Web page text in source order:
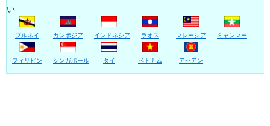
ツ
へ
ス
い
ブルネイ カンボジア インドネシア ラオス マレーシア ミャンマー
フィリピン シンガポール タイ ベトナム アセアン